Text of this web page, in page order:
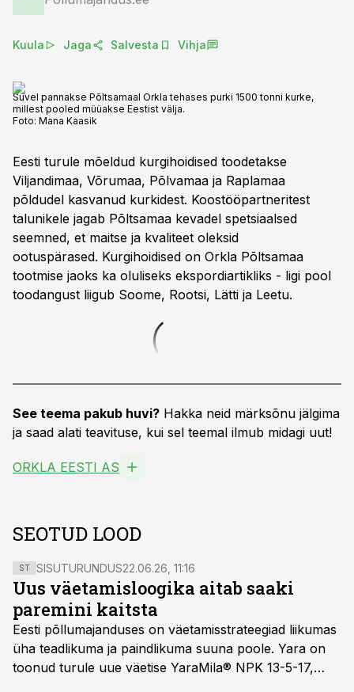
Kuula Jaga Salvesta Vihja
Suvel pannakse Põltsamaal Orkla tehases purki 1500 tonni kurke,
millest pooled müüakse Eestist välja.
Foto: Mana Kaasik
Eesti turule mõeldud kurgihoidised toodetakse
Viljandimaa, Võrumaa, Põlvamaa ja Raplamaa
põldudel kasvanud kurkidest. Koostööpartneritest
talunikele jagab Põltsamaa kevadel spetsiaalsed
seemned, et maitse ja kvaliteet oleksid
ootuspärased. Kurgihoidised on Orkla Põltsamaa
tootmise jaoks ka oluliseks ekspordiartikliks - ligi pool
toodangust liigub Soome, Rootsi, Lätti ja Leetu.
See teema pakub huvi? Hakka neid märksõnu jälgima
ja saad alati teavituse, kui sel teemal ilmub midagi uut!
ORKLA EESTI AS
SEOTUD LOOD
ST SISUTURUNDUS22.06.26, 11:16
Uus väetamisloogika aitab saaki
paremini kaitsta
Eesti põllumajanduses on väetamisstrateegiad liikumas
üha teadlikuma ja paindlikuma suuna poole. Yara on
toonud turule uue väetise YaraMila® NPK 13-5-17,